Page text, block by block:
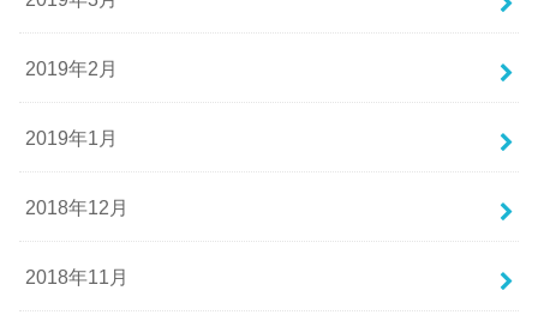
2019年2月
2019年1月
2018年12月
2018年11月